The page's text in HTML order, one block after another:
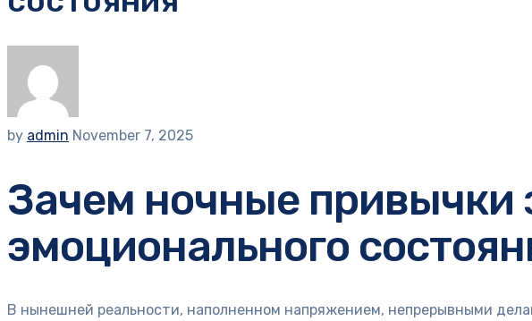
by admin November 7, 2025
Зачем ночные привычки
эмоционального
В нынешней реальности, наполненном напряжением, непрерывными